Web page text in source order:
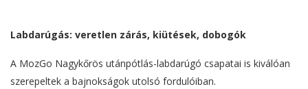
Labdarúgás: veretlen zárás, kiütések, dobogók
A MozGo Nagykőrös utánpótlás-labdarúgó csapatai is kiválóan
szerepeltek a bajnokságok utolsó fordulóiban.